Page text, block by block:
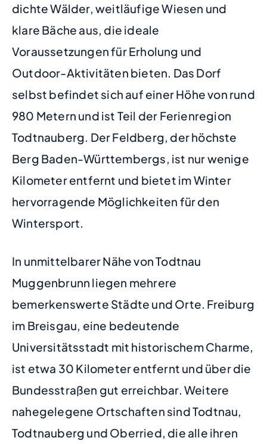
dichte Wälder, weitläufige Wiesen und
klare Bäche aus, die ideale
Voraussetzungen für Erholung und
Outdoor-Aktivitäten bieten. Das Dorf
selbst befindet sich auf einer Höhe von rund
980 Metern und ist Teil der Ferienregion
Todtnauberg. Der Feldberg, der höchste
Berg Baden-Württembergs, ist nur wenige
Kilometer entfernt und bietet im Winter
hervorragende Möglichkeiten für den
Wintersport.
In unmittelbarer Nähe von Todtnau
Muggenbrunn liegen mehrere
bemerkenswerte Städte und Orte. Freiburg
im Breisgau, eine bedeutende
Universitätsstadt mit historischem Charme,
ist etwa 30 Kilometer entfernt und über die
Bundesstraßen gut erreichbar. Weitere
nahegelegene Ortschaften sind Todtnau,
Todtnauberg und Oberried, die alle ihren